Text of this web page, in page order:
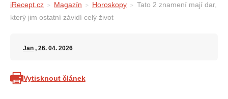
iRecept.cz Magazín Horoskopy
Tato 2 znamení mají dar,
který jim ostatní závidí celý život
Jan , 26. 04. 2026
Vytisknout článek